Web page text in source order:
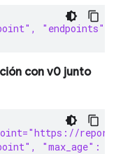
con v0 junto